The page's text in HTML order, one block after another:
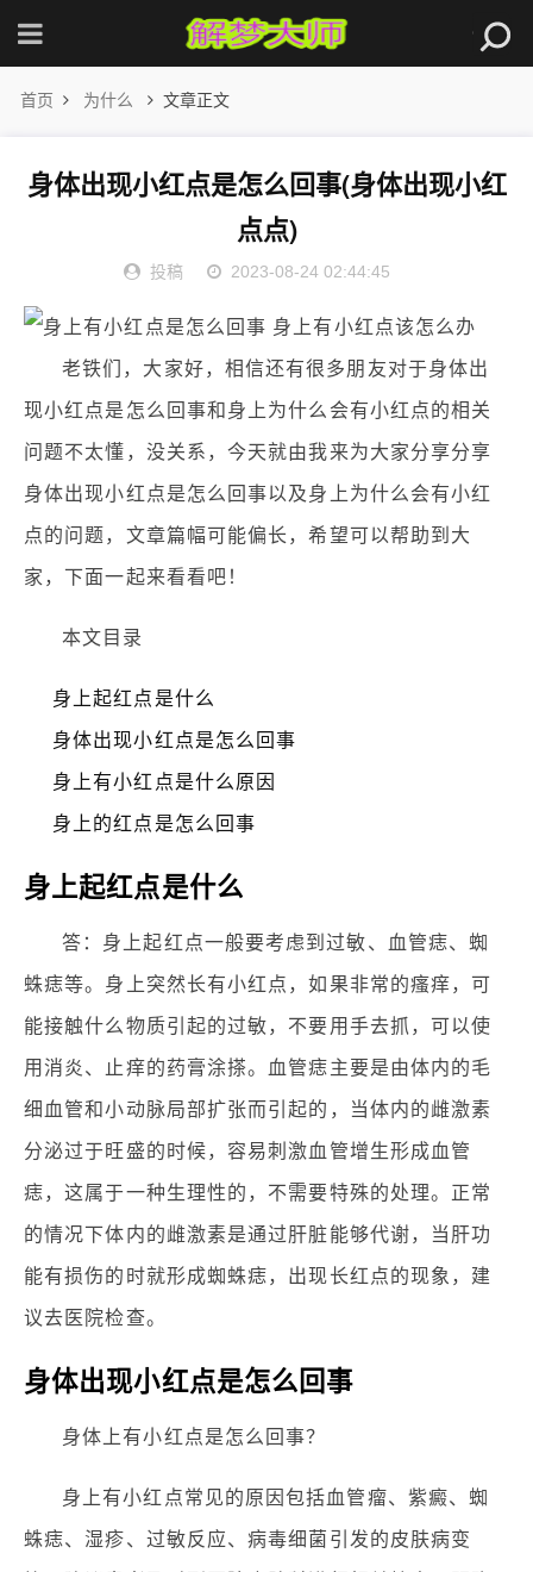
首页 为什么 文章正文
身体出现小红点是怎么回事(身体出现小红
点点)
投稿 2023-08-24 02:44:45
老铁们，大家好，相信还有很多朋友对于身体出
现小红点是怎么回事和身上为什么会有小红点的相关
问题不太懂，没关系，今天就由我来为大家分享分享
身体出现小红点是怎么回事以及身上为什么会有小红
点的问题，文章篇幅可能偏长，希望可以帮助到大
家，下面一起来看看吧！
本文目录
身上起红点是什么
身体出现小红点是怎么回事
身上有小红点是什么原因
身上的红点是怎么回事
身上起红点是什么
答：身上起红点一般要考虑到过敏、血管痣、蜘
蛛痣等。身上突然长有小红点，如果非常的瘙痒，可
能接触什么物质引起的过敏，不要用手去抓，可以使
用消炎、止痒的药膏涂搽。血管痣主要是由体内的毛
细血管和小动脉局部扩张而引起的，当体内的雌激素
分泌过于旺盛的时候，容易刺激血管增生形成血管
痣，这属于一种生理性的，不需要特殊的处理。正常
的情况下体内的雌激素是通过肝脏能够代谢，当肝功
能有损伤的时就形成蜘蛛痣，出现长红点的现象，建
议去医院检查。
身体出现小红点是怎么回事
身体上有小红点是怎么回事？
身上有小红点常见的原因包括血管瘤、紫癜、蜘
蛛痣、湿疹、过敏反应、病毒细菌引发的皮肤病变